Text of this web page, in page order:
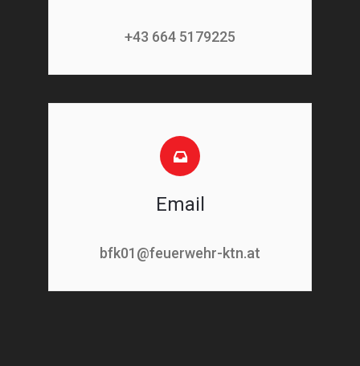
+43 664 5179225
Email
bfk01@feuerwehr-ktn.at